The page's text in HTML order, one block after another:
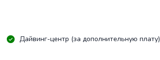
Дайвинг-центр (за дополнительную плату)